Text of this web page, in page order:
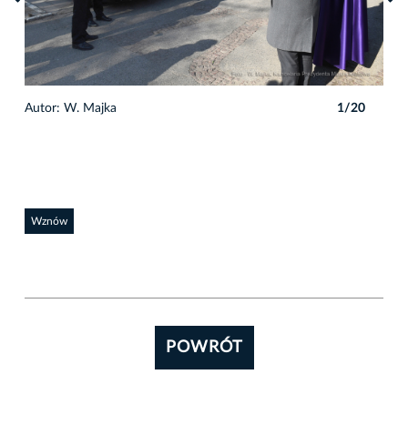
Autor: W. Majka 1/20
Wznów
POWRÓT